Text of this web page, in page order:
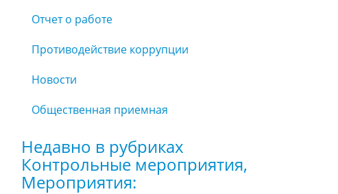
Отчет о работе
Противодействие коррупции
Новости
Общественная приемная
Недавно в рубриках
Контрольные мероприятия,
Мероприятия: